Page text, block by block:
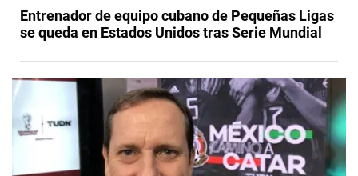
Entrenador de equipo cubano de Pequeñas Ligas
se queda en Estados Unidos tras Serie Mundial